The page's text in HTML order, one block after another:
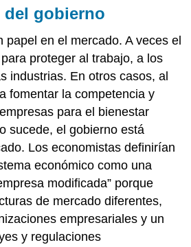
del gobierno
papel en el mercado. A veces el
proteger al trabajo, a los
industrias. En otros casos, al
fomentar la competencia y
para el bienestar
sucede, el gobierno está
Los economistas definirían
económico como una
modificada” porque
de mercado diferentes,
empresariales y un
y regulaciones